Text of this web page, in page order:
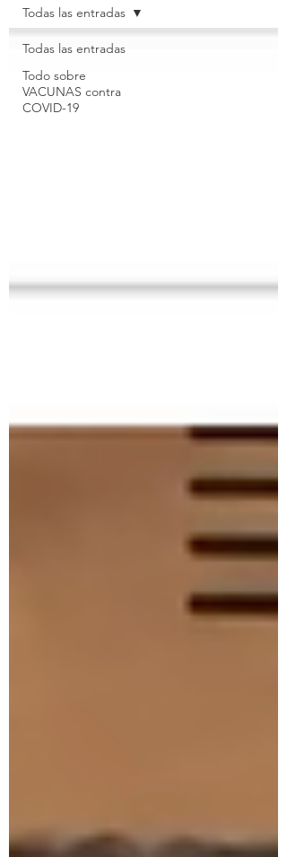
Todas las entradas
Todo sobre
VACUNAS contra
COVID-19
Todas las entradas